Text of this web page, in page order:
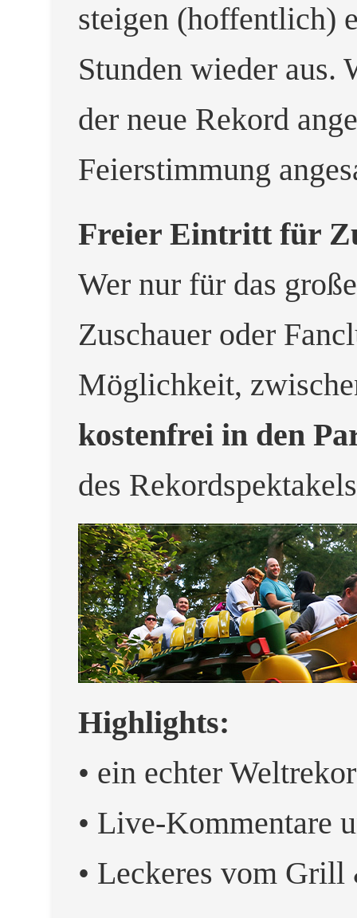
steigen (hoffentlich)
Stunden wieder aus.
der neue Rekord
Feierstimmung
Freier Eintritt für
Wer nur für das
Zuschauer oder
Möglichkeit,
kostenfrei in den
des
Highlights:
• ein echter
• Live-Kommentare
• Leckeres vom